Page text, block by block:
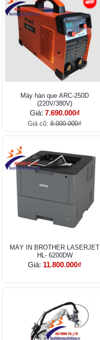
Máy hàn que ARC-250D
(220V/380V)
Giá: 7.690.000₫
Giá cũ: 8.000.000₫
MÁY IN BROTHER LASERJET
HL- 6200DW
Giá: 11.800.000₫